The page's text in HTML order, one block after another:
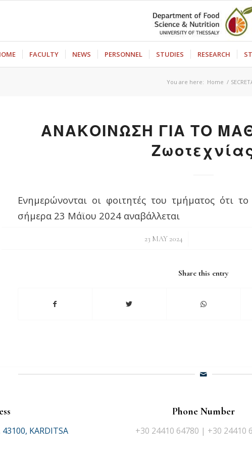
FACULTY NEWS PERSONNEL STUDIES RESEARCH
You are here: Home /
ΑΝΑΚΟΙΝΩΣΗ ΓΙΑ ΤΟ
Ενημερώνονται οι φοιτητές του τμήματος ότι
σήμερα 23 Μάϊου 2024 αναβάλλεται
23 MAY 2024
/
Share this entry
KARDITSA
Phone Number
+30 24410 64780 | +30 24410